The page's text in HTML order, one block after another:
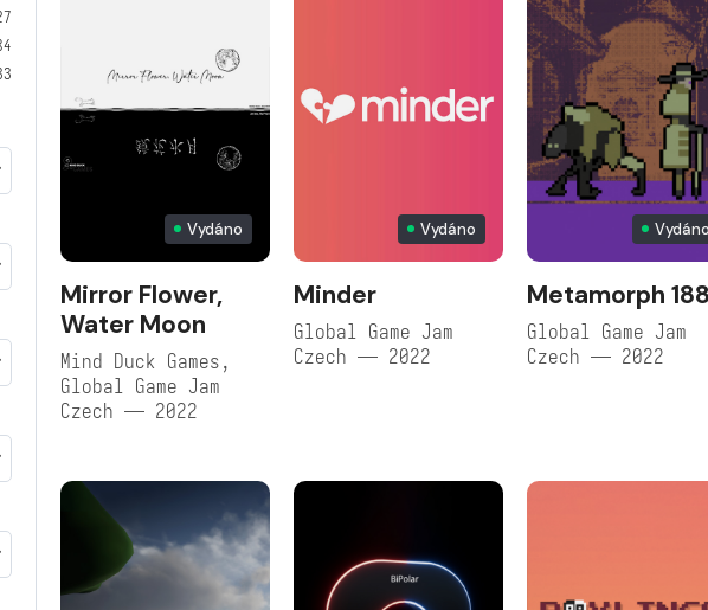
Vydáno
Mirror Flower,
Water Moon
Mind Duck Games,
Global Game Jam
Czech — 2022
Vydáno
Minder
Global Game Jam
Czech — 2022
Metamorph
Global Game Jam
Czech — 2022